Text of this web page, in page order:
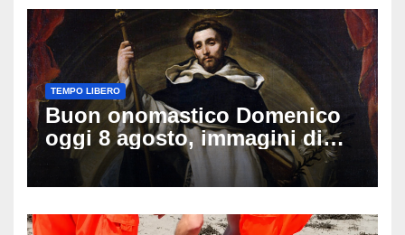
TEMPO LIBERO
Buon onomastico Domenico
oggi 8 agosto, immagini di
auguri da condividere